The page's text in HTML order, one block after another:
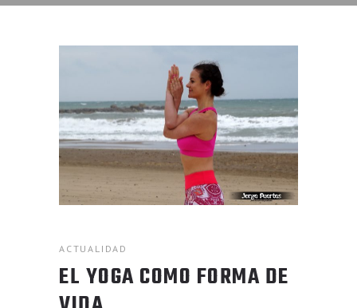
ACTUALIDAD
EL YOGA COMO FORMA DE